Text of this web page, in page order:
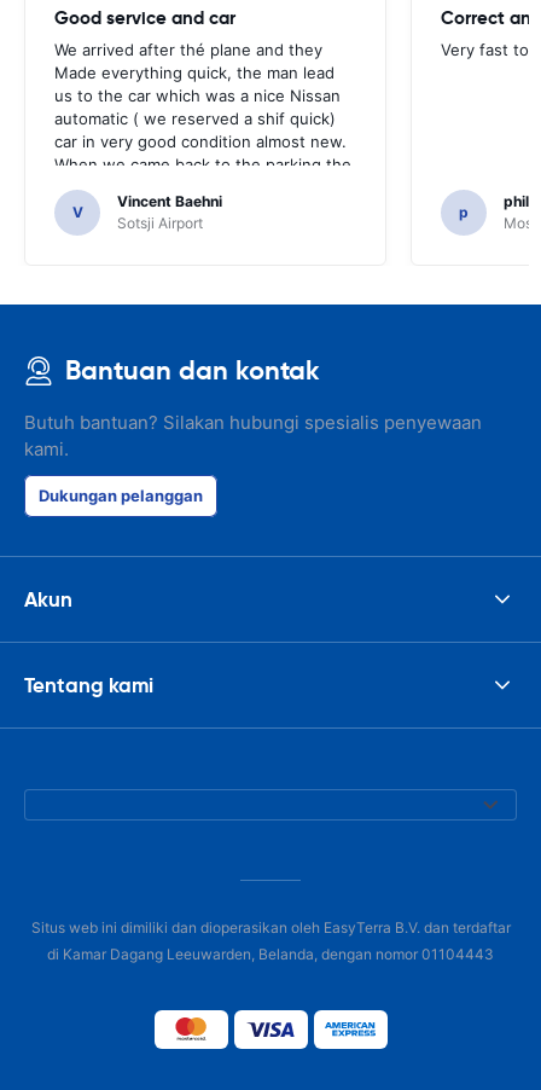
Good service and car
We arrived after thé plane and they
Made everything quick, the man lead
us to the car which was a nice Nissan
automatic ( we reserved a shif quick)
car in very good condition almost new.
When we came back to the parking the
same man came in 5 minutes and after
a quick check we left. Very friendly and
nice. We can only recommand this
V
Vincent Baehni
Sotsji Airport
Correct
Very fast to
p
Bantuan dan kontak
Butuh bantuan? Silakan hubungi spesialis penyewaan
kami.
Dukungan pelanggan
Akun
Tentang kami
Situs web ini dimiliki dan dioperasikan oleh EasyTerra B.V. dan terdaftar
di Kamar Dagang Leeuwarden, Belanda, dengan nomor 01104443